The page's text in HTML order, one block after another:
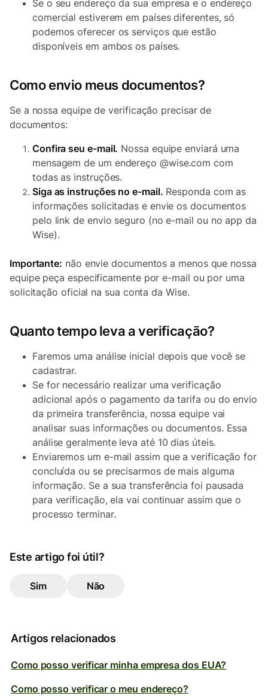
Se o seu endereço da sua empresa e o endereço
comercial estiverem em países diferentes, só
podemos oferecer os serviços que estão
disponíveis em ambos os países.
Como envio meus documentos?
Se a nossa equipe de verificação precisar de
documentos:
Confira seu e-mail. Nossa equipe enviará uma
mensagem de um endereço @wise.com com
todas as instruções.
Siga as instruções no e-mail. Responda com as
informações solicitadas e envie os documentos
pelo link de envio seguro (no e-mail ou no app da
Wise).
Importante: não envie documentos a menos que nossa
equipe peça especificamente por e-mail ou por uma
solicitação oficial na sua conta da Wise.
Quanto tempo leva a verificação?
Faremos uma análise inicial depois que você se
cadastrar.
Se for necessário realizar uma verificação
adicional após o pagamento da tarifa ou do envio
da primeira transferência, nossa equipe vai
analisar suas informações ou documentos. Essa
análise geralmente leva até 10 dias úteis.
Enviaremos um e-mail assim que a verificação for
concluída ou se precisarmos de mais alguma
informação. Se a sua transferência foi pausada
para verificação, ela vai continuar assim que o
processo terminar.
Este artigo foi útil?
Sim Não
Artigos relacionados
Como posso verificar minha empresa dos EUA?
Como posso verificar o meu endereço?